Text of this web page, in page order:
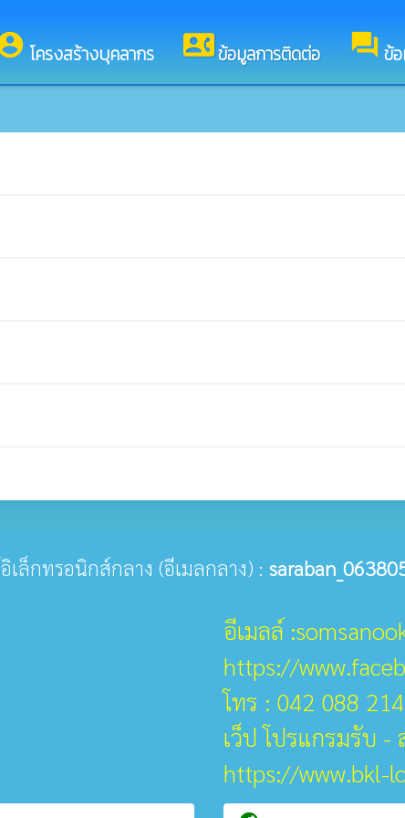
โครงสร้างบุคลากร contact_phoneข้อมูลการติดต่อ forum ข้
ไซต์ของ องค์การบริหารส่วนตำบลสมสนุก
ล็กทรอนิกส์กลาง (อีเมลกลาง) :
อีเมลล์
https://
โทร : 042 088
เว็ป โปรแกรมรับ -
https://www.bkl-